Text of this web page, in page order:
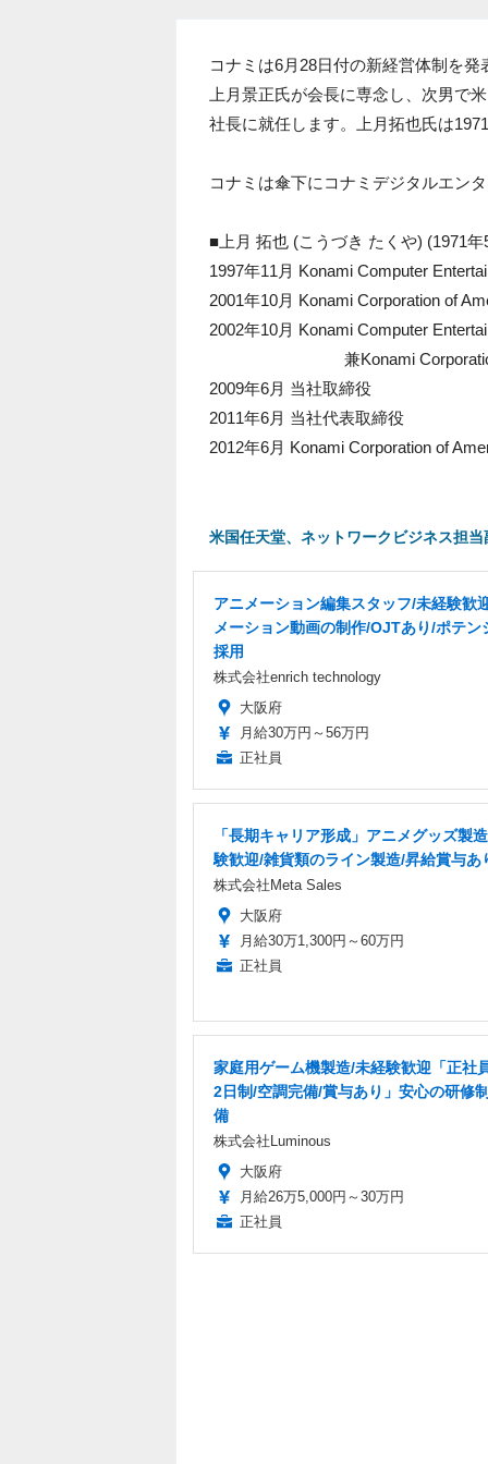
コナミは6月28日付の新経営体制を
上月景正氏が会長に専念し、次男で
社長に就任します。上月拓也氏は
コナミは傘下にコナミデジタルエン
■上月 拓也 (こうづき たくや) (1971
1997年11月 Konami Computer
2001年10月 Konami Corporation of
2002年10月 Konami Computer
兼Konami Corporation of
2009年6月 当社取締役
2011年6月 当社代表取締役
2012年6月 Konami Corporation of
米国任天堂、ネットワークビジネス担
アニメーション編集スタッフ/未経験歓
メーション動画の制作/OJTあり/ポテン
採用
株式会社enrich technology
大阪府
月給30万円～56万円
正社員
「長期キャリア形成」アニメグッズ製
験歓迎/雑貨類のライン製造/昇給賞与あ
株式会社Meta Sales
大阪府
月給30万1,300円～60万円
正社員
家庭用ゲーム機製造/未経験歓迎「正社
2日制/空調完備/賞与あり」安心の研修
備
株式会社Luminous
大阪府
月給26万5,000円～30万円
正社員